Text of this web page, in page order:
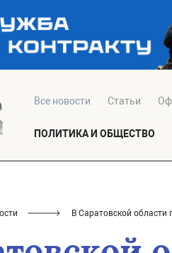
Все новости Статьи
ПОЛИТИКА И ОБЩЕСТВО
В Саратовской области